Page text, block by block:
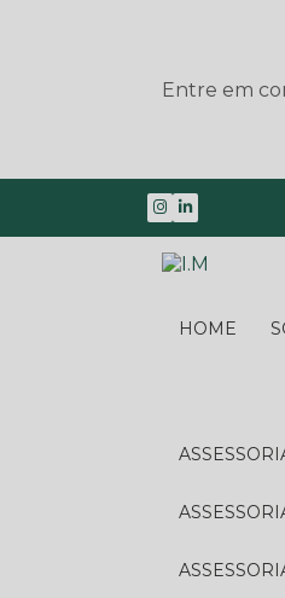
Entre em
HOME